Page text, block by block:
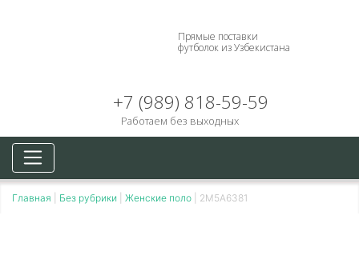
Прямые поставки
футболок из Узбекистана
+7 (989) 818-59-59
Работаем без выходных
Главная Без рубрики Женские поло 2M5A6381